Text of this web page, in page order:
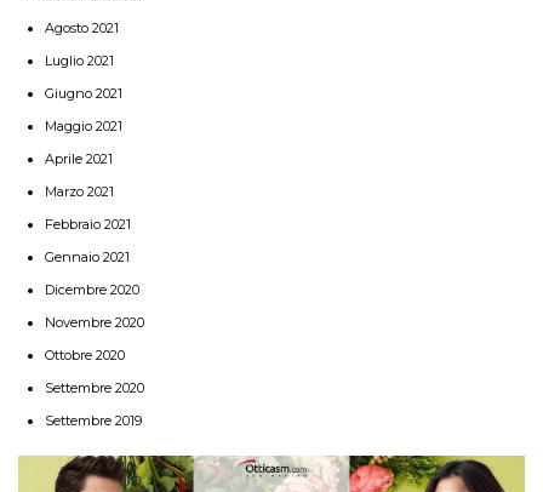
Agosto 2021
Luglio 2021
Giugno 2021
Maggio 2021
Aprile 2021
Marzo 2021
Febbraio 2021
Gennaio 2021
Dicembre 2020
Novembre 2020
Ottobre 2020
Settembre 2020
Settembre 2019